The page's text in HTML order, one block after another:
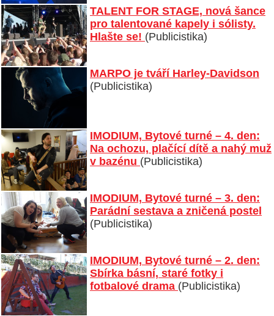
TALENT FOR STAGE, nová šance
pro talentované kapely i sólisty.
Hlašte se! (Publicistika)
MARPO je tváří Harley-Davidson
(Publicistika)
IMODIUM, Bytové turné – 4. den:
Na ochozu, plačící dítě a nahý muž
v bazénu (Publicistika)
IMODIUM, Bytové turné – 3. den:
Parádní sestava a zničená postel
(Publicistika)
IMODIUM, Bytové turné – 2. den:
Sbírka básní, staré fotky i
fotbalové drama (Publicistika)